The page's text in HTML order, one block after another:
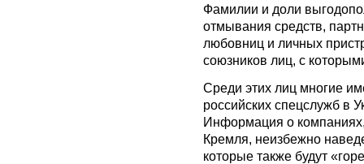
Фамилии и доли
отмывания средств,
любовниц и личных
союзников лиц, с
Среди этих лиц многие
российских спецслужб в
Информация о
Кремля, неизбежно
которые также будут